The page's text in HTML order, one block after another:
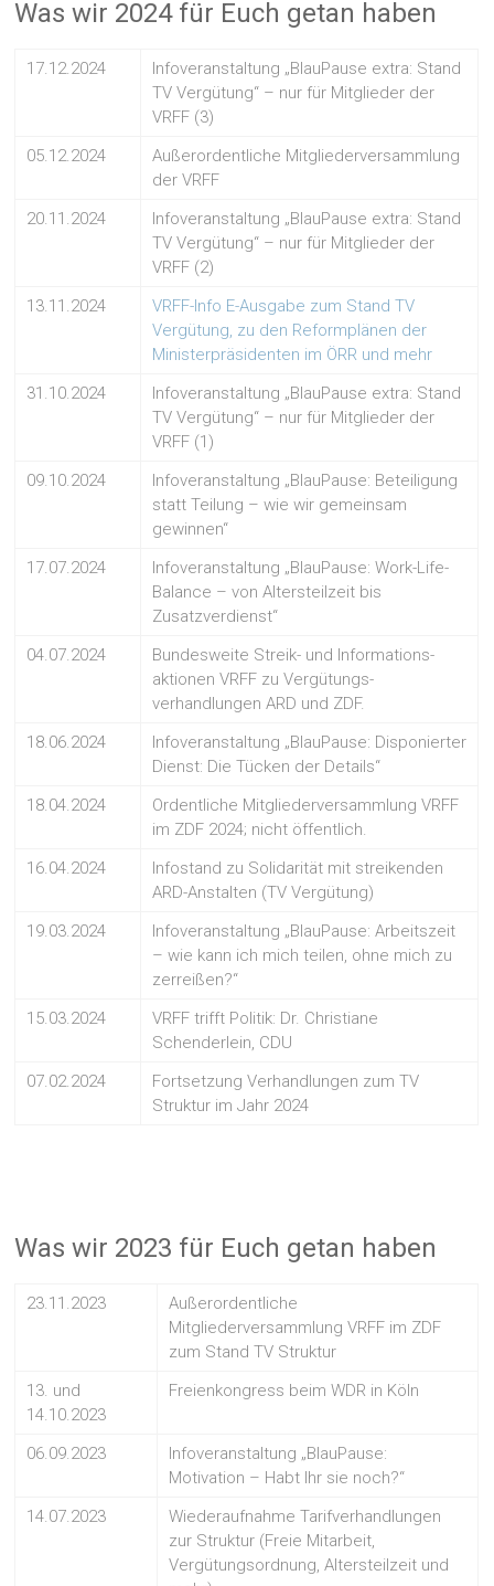
Was wir 2024 für Euch getan haben
17.12.2024
Infoveranstaltung „BlauPause extra: Stand
TV Vergütung“ – nur für Mitglieder der
VRFF (3)
05.12.2024
Außerordentliche Mitgliederversammlung
der VRFF
20.11.2024
Infoveranstaltung „BlauPause extra: Stand
TV Vergütung“ – nur für Mitglieder der
VRFF (2)
13.11.2024
VRFF-Info E-Ausgabe zum Stand TV
Vergütung, zu den Reformplänen der
Ministerpräsidenten im ÖRR und mehr
31.10.2024
Infoveranstaltung „BlauPause extra: Stand
TV Vergütung“ – nur für Mitglieder der
VRFF (1)
09.10.2024
Infoveranstaltung „BlauPause: Beteiligung
statt Teilung – wie wir gemeinsam
gewinnen“
17.07.2024
Infoveranstaltung „BlauPause: Work-Life-
Balance – von Altersteilzeit bis
Zusatzverdienst“
04.07.2024
Bundesweite Streik- und Informations-
aktionen VRFF zu Vergütungs-
verhandlungen ARD und ZDF.
18.06.2024
Infoveranstaltung „BlauPause: Disponierter
Dienst: Die Tücken der Details“
18.04.2024
Ordentliche Mitgliederversammlung VRFF
im ZDF 2024; nicht öffentlich.
16.04.2024
Infostand zu Solidarität mit streikenden
ARD-Anstalten (TV Vergütung)
19.03.2024
Infoveranstaltung „BlauPause: Arbeitszeit
– wie kann ich mich teilen, ohne mich zu
zerreißen?“
15.03.2024
VRFF trifft Politik: Dr. Christiane
Schenderlein, CDU
07.02.2024
Fortsetzung Verhandlungen zum TV
Struktur im Jahr 2024
Was wir 2023 für Euch getan haben
23.11.2023
Außerordentliche
Mitgliederversammlung VRFF im ZDF
zum Stand TV Struktur
13. und
14.10.2023
Freienkongress beim WDR in Köln
06.09.2023
Infoveranstaltung „BlauPause:
Motivation – Habt Ihr sie noch?“
14.07.2023
Wiederaufnahme Tarifverhandlungen
zur Struktur (Freie Mitarbeit,
Vergütungsordnung, Altersteilzeit und